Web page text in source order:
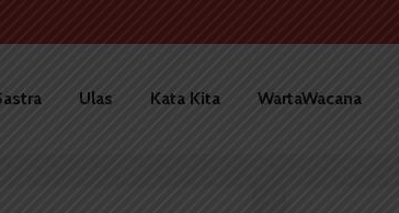
Ulas Kata Kita WartaWacana